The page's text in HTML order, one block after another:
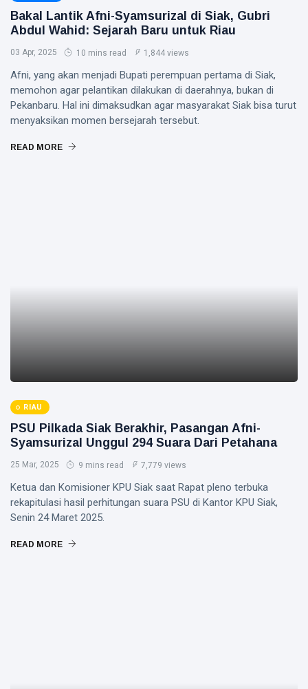
Bakal Lantik Afni-Syamsurizal di Siak, Gubri
Abdul Wahid: Sejarah Baru untuk Riau
03 Apr, 2025 10 mins read 1,844 views
Afni, yang akan menjadi Bupati perempuan pertama di Siak,
memohon agar pelantikan dilakukan di daerahnya, bukan di
Pekanbaru. Hal ini dimaksudkan agar masyarakat Siak bisa turut
menyaksikan momen bersejarah tersebut.
READ MORE
RIAU
PSU Pilkada Siak Berakhir, Pasangan Afni-
Syamsurizal Unggul 294 Suara Dari Petahana
25 Mar, 2025 9 mins read 7,779 views
Ketua dan Komisioner KPU Siak saat Rapat pleno terbuka
rekapitulasi hasil perhitungan suara PSU di Kantor KPU Siak,
Senin 24 Maret 2025.
READ MORE